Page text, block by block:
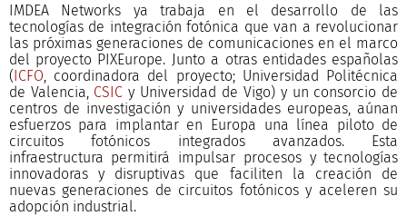
IMDEA Networks ya trabaja en el desarrollo de las
tecnologías de integración fotónica que van a revolucionar
las próximas generaciones de comunicaciones en el marco
del proyecto PIXEurope. Junto a otras entidades españolas
(ICFO , coordinadora del proyecto; Universidad Politécnica
de Valencia, CSIC y Universidad de Vigo) y un consorcio de
centros de investigación y universidades europeas, aúnan
esfuerzos para implantar en Europa una línea piloto de
circuitos fotónicos integrados avanzados. Esta
infraestructura permitirá impulsar procesos y tecnologías
innovadoras y disruptivas que faciliten la creación de
nuevas generaciones de circuitos fotónicos y aceleren su
adopción industrial.